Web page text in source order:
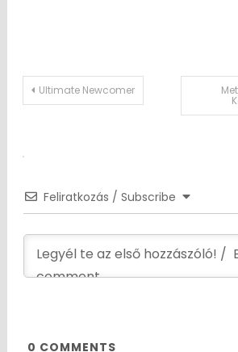
Post
Ultimate Newcomer
Feliratkozás / Subscribe
0 COMMENTS